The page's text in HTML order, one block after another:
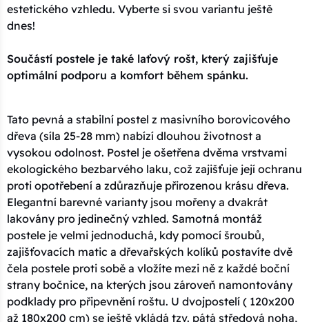
estetického vzhledu. Vyberte si svou variantu ještě
dnes!
Součástí postele je také laťový rošt, který zajišťuje
optimální podporu a komfort během spánku.
Tato pevná a stabilní postel z masivního borovicového
dřeva (síla 25-28 mm) nabízí dlouhou životnost a
vysokou odolnost. Postel je ošetřena dvěma vrstvami
ekologického bezbarvého laku, což zajišťuje její ochranu
proti opotřebení a zdůrazňuje přirozenou krásu dřeva.
Elegantní barevné varianty jsou mořeny a dvakrát
lakovány pro jedinečný vzhled. Samotná montáž
postele je velmi jednoduchá, kdy pomocí šroubů,
zajišťovacích matic a dřevařských kolíků postavíte dvě
čela postele proti sobě a vložíte mezi ně z každé boční
strany bočnice, na kterých jsou zároveň namontovány
podklady pro připevnění roštu. U dvojpostelí ( 120x200
až 180x200 cm) se ještě vkládá tzv. pátá středová noha,